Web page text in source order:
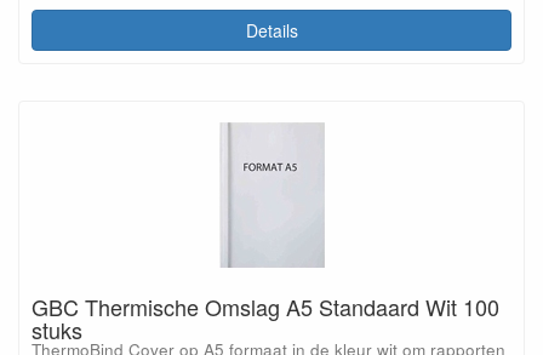
Details
GBC Thermische Omslag A5 Standaard Wit 100
stuks
ThermoBind Cover op A5 formaat in de kleur wit om rapporten